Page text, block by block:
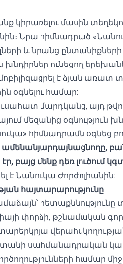
կիրառելու մասին
Նրա հիմնադրած
և նրանց
ունեցող
է ձյան առատ
օգնելու համար:
մարդկանց, այդ
մեզանից օգնություն
հիմնադրամն օգնեց
բայց մենք դեռ լուծում
է Նանուկա Ժորժոլիանին:
հայտարարությունը
հետաքննությունը
փորձի, թշնամական
սահմանադրական
համար